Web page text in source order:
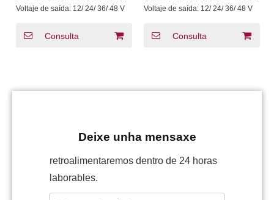
CV Push DALI-2 D4i LED
Driver con caixa de
Voltaje de saída: 12/ 24/ 36/ 48 V
Consulta
600 Watt CV Push DALI-2
D4i con caixa de conexión
Voltaje de saída: 12/ 24/ 36/ 48 V
Consulta
Deixe unha mensaxe
retroalimentaremos dentro de 24 horas
laborables.